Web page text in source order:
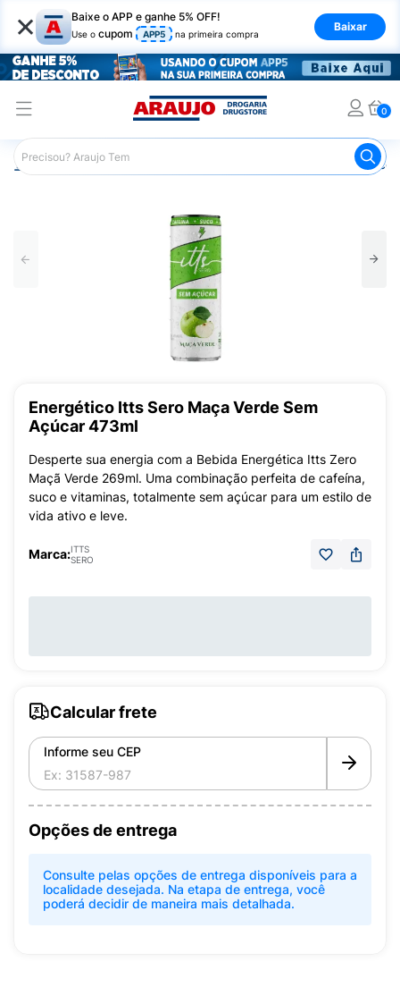
× Baixe o APP e ganhe 5% OFF!
Use o cupom APP5 na primeira compra
Baixar
0
Araujo Mercado
Energético Itts Sero Maça Verde Sem
Açúcar 473ml
Desperte sua energia com a Bebida Energética Itts Zero
Maçã Verde 269ml. Uma combinação perfeita de cafeína,
suco e vitaminas, totalmente sem açúcar para um estilo de
vida ativo e leve.
Marca:ITTS
SERO
Calcular frete
Informe seu CEP
Opções de entrega
Consulte pelas opções de entrega disponíveis para a
localidade desejada. Na etapa de entrega, você
poderá decidir de maneira mais detalhada.